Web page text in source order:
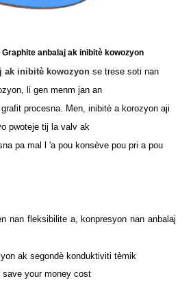
anbalaj ak inibitè kowozyon
ak inibitè kowozyon se trese soti nan
li gen menm jan an
procesna. Men, inibitè a korozyon aji
pwoteje tij la valv ak
pa mal l 'a pou konsève pou pri a pou
nan fleksibilite a, konpresyon nan anbalaj
ak segondè konduktiviti tèmik
save your money cost